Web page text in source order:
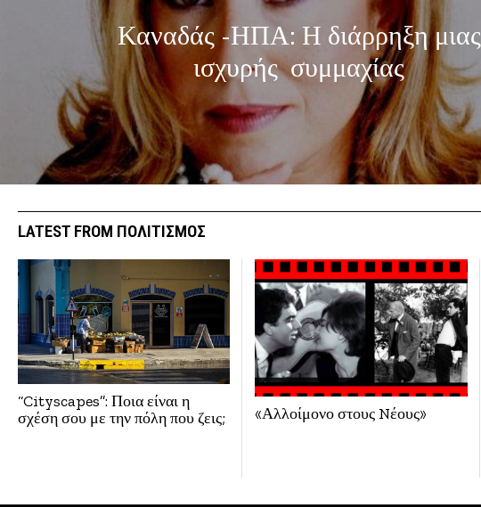
Καναδάς -ΗΠΑ: Η διάρρηξη μιας
ισχυρής συμμαχίας
LATEST FROM ΠΟΛΙΤΙΣΜΟΣ
“Cityscapes”: Ποια είναι η
σχέση σου με την πόλη που ζεις;
«Αλλοίμονο στους Nέους»